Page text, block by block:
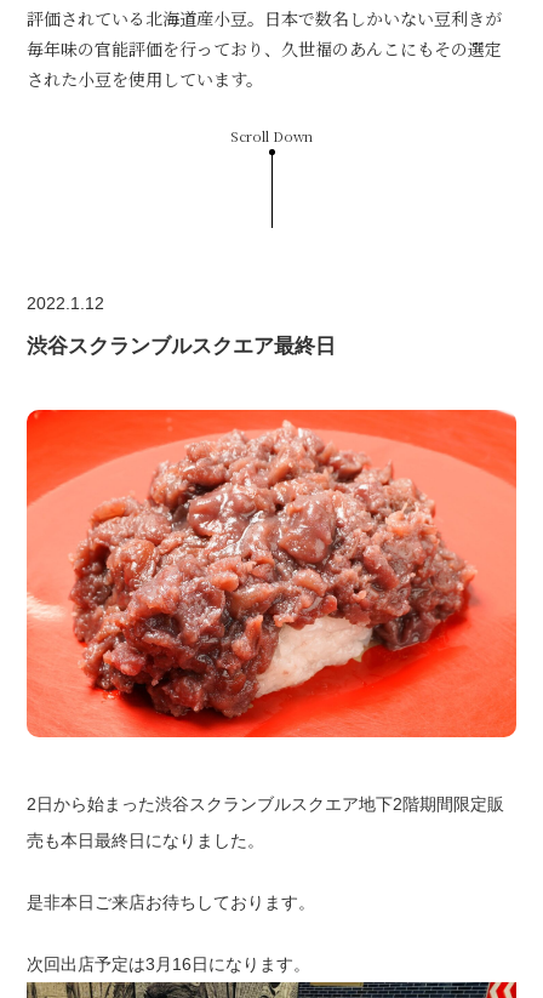
評価されている北海道産小豆。日本で数名しかいない豆利きが
毎年味の官能評価を行っており、久世福のあんこにもその選定
された小豆を使用しています。
Scroll Down
2022.1.12
渋谷スクランブルスクエア最終日
2日から始まった渋谷スクランブルスクエア地下2階期間限定販
売も本日最終日になりました。
是非本日ご来店お待ちしております。
次回出店予定は3月16日になります。